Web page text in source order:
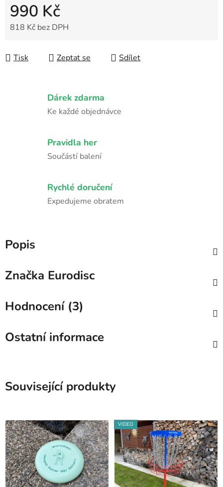
990 Kč
818 Kč bez DPH
Tisk
Zeptat se Sdílet
Dárek zdarma
Ke každé objednávce
Pravidla her
Součástí balení
Rychlé doručení
Expedujeme obratem
Popis
Značka Eurodisc
Hodnocení (3)
Ostatní informace
Související produkty
VIDEO